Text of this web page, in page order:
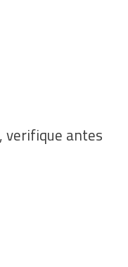
verifique antes